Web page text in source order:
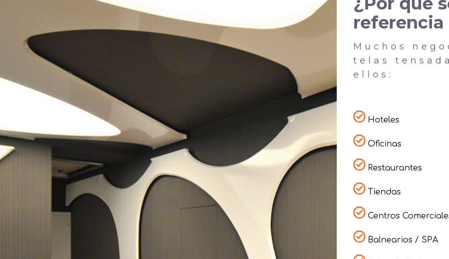
referencia
Muchos
telas
ellos:
Hoteles
Oficinas
Restaurantes
Tiendas
Centros
Balnearios / SPA